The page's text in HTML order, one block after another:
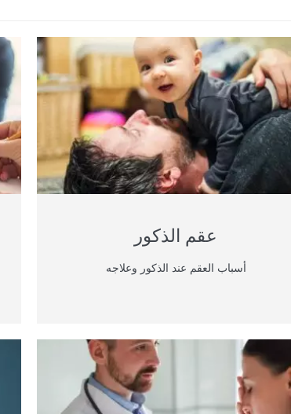
العقم عند النساء
عقم الذكور
أسباب العقم عند الذكور وعلاجه
قرار العلاج